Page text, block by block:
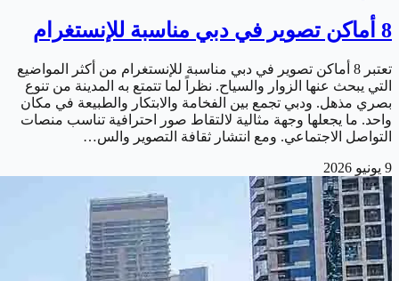
8 أماكن تصوير في دبي مناسبة للإنستغرام
تعتبر 8 أماكن تصوير في دبي مناسبة للإنستغرام من أكثر المواضيع
التي يبحث عنها الزوار والسياح. نظراً لما تتمتع به المدينة من تنوع
بصري مذهل. ودبي تجمع بين الفخامة والابتكار والطبيعة في مكان
واحد. ما يجعلها وجهة مثالية لالتقاط صور احترافية تناسب منصات
التواصل الاجتماعي. ومع انتشار ثقافة التصوير والس…
9 يونيو 2026